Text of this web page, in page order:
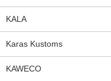
KALA
Karas Kustoms
KAWECO